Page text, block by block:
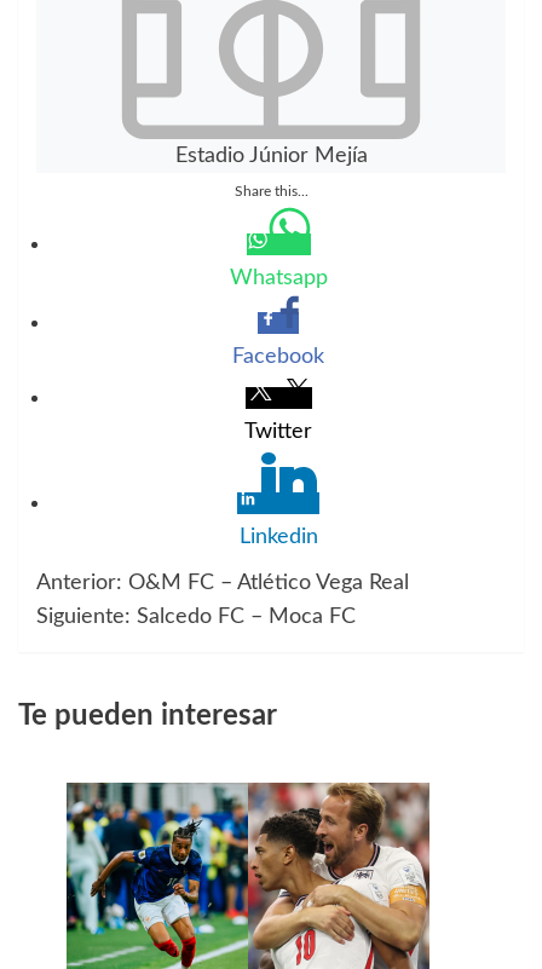
Estadio Júnior Mejía
Share this...
Whatsapp
Facebook
Twitter
Linkedin
Navegación
entradas
Anterior: O&M FC – Atlético Vega Real
Siguiente: Salcedo FC – Moca FC
Te pueden interesar